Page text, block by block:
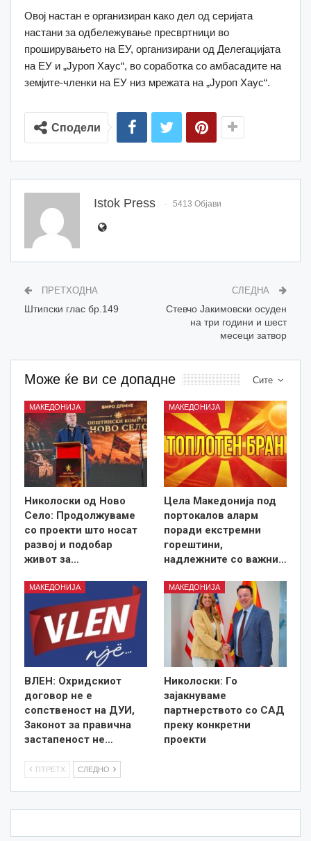
Овој настан е организиран како дел од серијата
настани за одбележување пресвртници во
проширувањето на ЕУ, организирани од Делегацијата
на ЕУ и „Јуроп Хаус“, во соработка со амбасадите на
земјите-членки на ЕУ низ мрежата на „Јуроп Хаус“.
Сподели
Istok Press 5413 Објави
ПРЕТХОДНА
Штипски глас бр.149
СЛЕДНА
Стевчо Јакимовски осуден
на три години и шест
месеци затвор
Сите
Може ќе ви се допадне
МАКЕДОНИЈА
Николоски од Ново
Село: Продолжуваме
со проекти што носат
развој и подобар
живот за…
МАКЕДОНИЈА
Цела Македонија под
портокалов аларм
поради екстремни
горештини,
надлежните со важни…
МАКЕДОНИЈА
ВЛЕН: Охридскиот
договор не е
сопственост на ДУИ,
Законот за правична
застапеност не…
МАКЕДОНИЈА
Николоски: Го
зајакнуваме
партнерството со САД
преку конкретни
проекти
ПТРЕТХ СЛЕДНО